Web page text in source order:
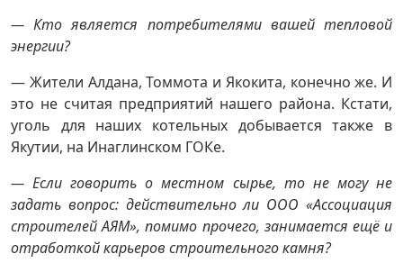
— Кто является потребителями вашей тепловой
энергии?
— Жители Алдана, Томмота и Якокита, конечно же. И
это не считая предприятий нашего района. Кстати,
уголь для наших котельных добывается также в
Якутии, на Инаглинском ГОКе.
— Если говорить о местном сырье, то не могу не
задать вопрос: действительно ли ООО «Ассоциация
строителей АЯМ», помимо прочего, занимается ещё и
отработкой карьеров строительного камня?